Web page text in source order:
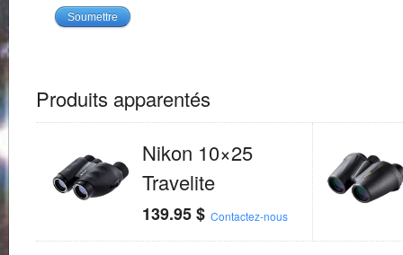
Produits apparentés
Nikon 10×25
Travelite
139.95$ Contactez-nous